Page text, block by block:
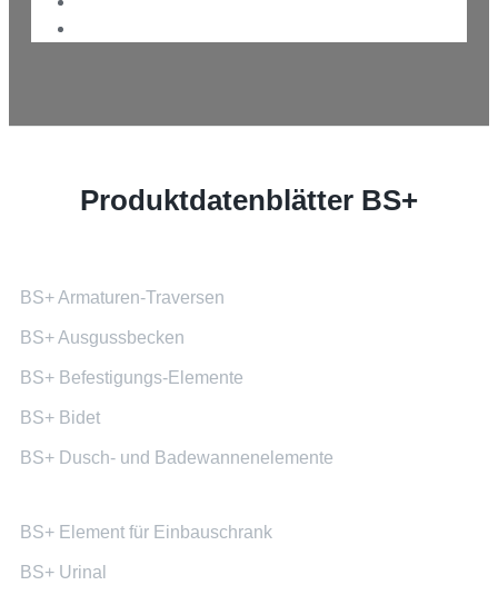
Produktdatenblätter BS+
BS+ Armaturen-Traversen
BS+ Ausgussbecken
BS+ Befestigungs-Elemente
BS+ Bidet
BS+ Dusch- und Badewannenelemente
BS+ Element für Einbauschrank
BS+ Urinal